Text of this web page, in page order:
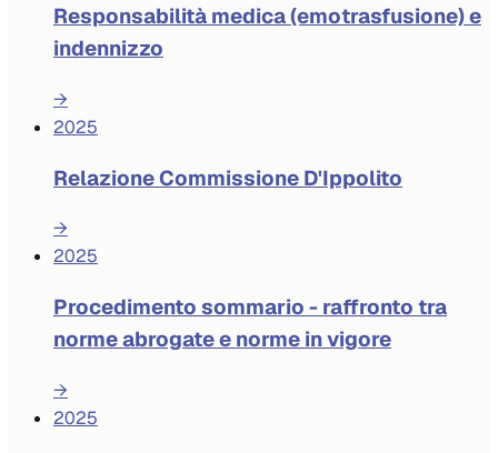
Responsabilità medica (emotrasfusione) e
indennizzo
→
2025
Relazione Commissione D'Ippolito
→
2025
Procedimento sommario - raffronto tra
norme abrogate e norme in vigore
→
2025